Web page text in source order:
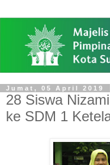
Jumat, 05 April 2019
28 Siswa
ke SDM 1